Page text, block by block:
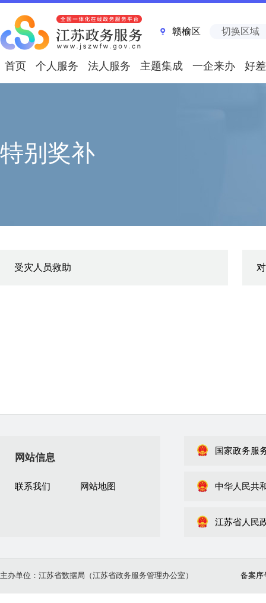
赣榆区 切换区域
首页 个人服务 法人服务 主题集成 一企来办 好
特别奖补
受灾人员救助
网站信息
联系我们 网站地图
国家政务服
中华人民共
江苏省人民
主办单位：江苏省数据局（江苏省政务服务管理办公室） 备案序